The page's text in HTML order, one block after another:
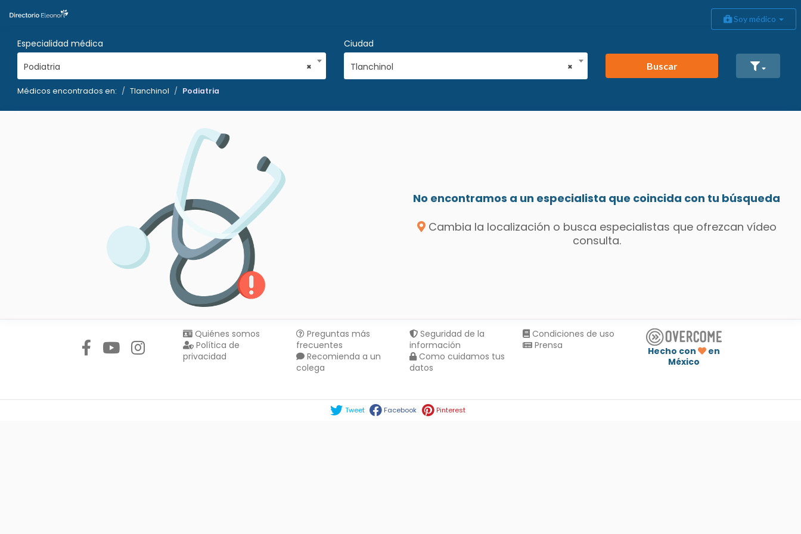
Soy médico
Especialidad médica
×
Podiatria
Ciudad
×
Tlanchinol Buscar
Médicos encontrados en: Tlanchinol Podiatria
No encontramos a un especialista que coincida con tu búsqueda
Cambia la localización o busca especialistas que ofrezcan vídeo
consulta.
Quiénes somos
Política de
privacidad
Preguntas más
frecuentes
Recomienda a un
colega
Seguridad de la
información
Como cuidamos tus
datos
Condiciones de uso
Prensa
Hecho con
en
México
Tweet Facebook Pinterest